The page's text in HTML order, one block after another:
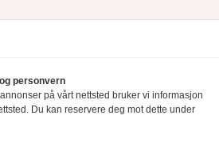
personvern
på vårt nettsted bruker vi informasjon
Du kan reservere deg mot dette under